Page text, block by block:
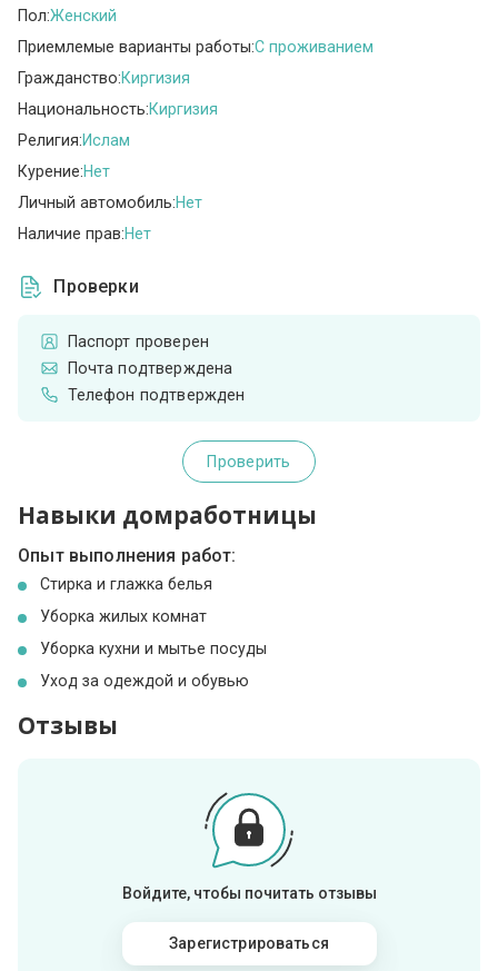
Пол:Женский
Приемлемые варианты работы:C проживанием
Гражданство:Киргизия
Национальность:Киргизия
Религия:Ислам
Курение:Нет
Личный автомобиль:Нет
Наличие прав:Нет
Проверки
Паспорт проверен
Почта подтверждена
Телефон подтвержден
Проверить
Навыки домработницы
Опыт выполнения работ:
Стирка и глажка белья
Уборка жилых комнат
Уборка кухни и мытье посуды
Уход за одеждой и обувью
Отзывы
Войдите, чтобы почитать отзывы
Зарегистрироваться